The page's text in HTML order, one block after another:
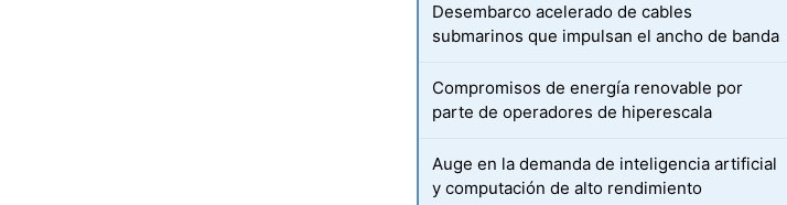
Desembarco acelerado de cables
submarinos que impulsan el ancho de banda
Compromisos de energía renovable por
parte de operadores de hiperescala
Auge en la demanda de inteligencia artificial
y computación de alto rendimiento